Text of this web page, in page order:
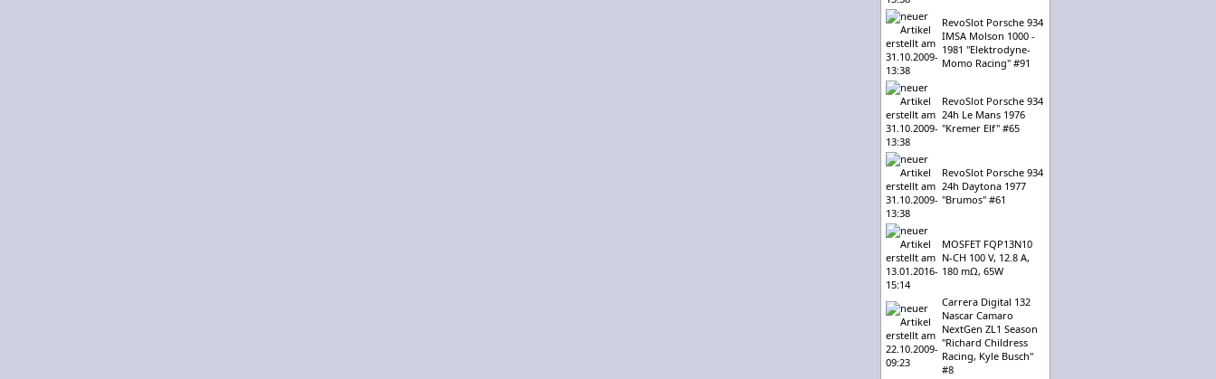
RevoSlot Porsche 934
IMSA Molson 1000 -
1981 "Elektrodyne-
Momo Racing" #91
RevoSlot Porsche 934
24h Le Mans 1976
"Kremer Elf" #65
RevoSlot Porsche 934
24h Daytona 1977
"Brumos" #61
MOSFET FQP13N10
N-CH 100 V, 12.8 A,
180 mΩ, 65W
Carrera Digital 132
Nascar Camaro
NextGen ZL1 Season
"Richard Childress
Racing, Kyle Busch"
#8